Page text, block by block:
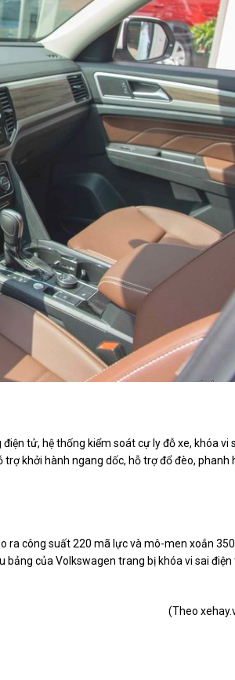
tử, hệ thống kiểm soát cự ly đỗ xe, khóa vi
khởi hành ngang dốc, hỗ trợ đổ đèo, phanh
ra công suất 220 mã lực và mô-men xoắn 350
bảng của Volkswagen trang bị khóa vi sai
(Theo